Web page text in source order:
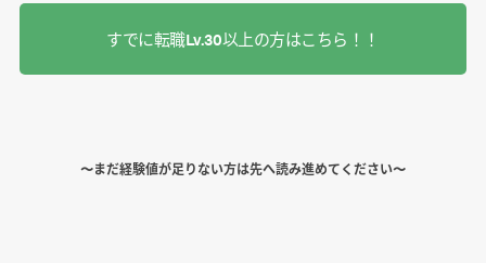
すでに転職Lv.30以上の方はこちら！！
〜まだ経験値が足りない方は先へ読み進めてください〜